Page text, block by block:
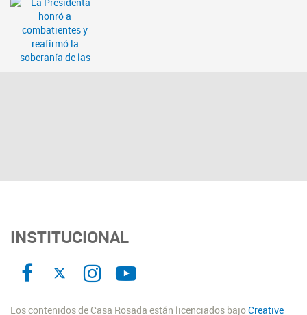
INSTITUCIONAL
Los contenidos de Casa Rosada están licenciados bajoCreative